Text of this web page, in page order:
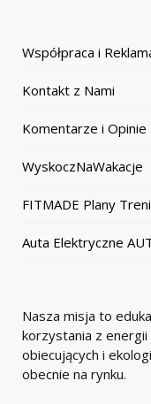
Współpraca i
Kontakt z Nami
Komentarze i Opinie
WyskoczNaWakacje
FITMADE Plany
Auta Elektryczne
Nasza misja to
korzystania z
obiecujących i
obecnie na rynku.